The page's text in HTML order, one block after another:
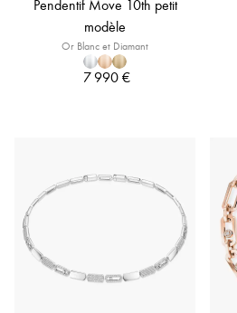
Pendentif Move 10th petit
modèle
Or Blanc et Diamant
7 990 €